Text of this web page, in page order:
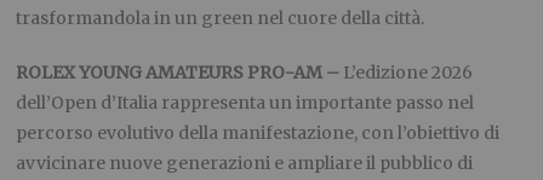
trasformandola in un green nel cuore della città.
ROLEX YOUNG AMATEURS PRO-AM – L’edizione 2026
dell’Open d’Italia rappresenta un importante passo nel
percorso evolutivo della manifestazione, con l’obiettivo di
avvicinare nuove generazioni e ampliare il pubblico di